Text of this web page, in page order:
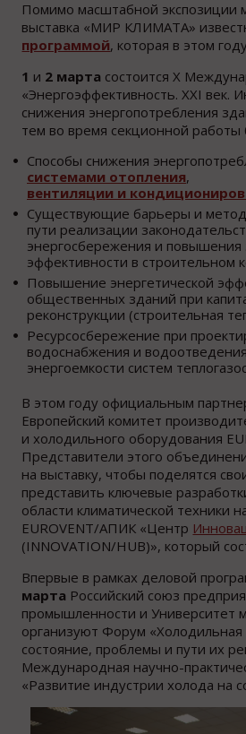
Помимо масштабной экспозиции
выставка «МИР КЛИМАТА»
программой, которая в этом
1 и 2 марта состоится X
«Энергоэффективность. XXI
снижения энергопотребления
тем во время секционной работы
Способы снижения
системами отопления,
вентиляции и
Существующие барьеры и
пути реализации
энергосбережения и повышения
эффективности в строительном
Повышение энергетической
общественных зданий при
реконструкции (строительная
Ресурсосбережение при
водоснабжения и
энергоемкости систем
В этом году официальным
Европейский комитет
и холодильного оборудования
Представители этого
на выставку, чтобы поделятся
представить ключевые
области климатической техники
EUROVENT/АПИК «Центр
(INNOVATION/HUB)», который
Впервые в рамках деловой
марта Российский союз
промышленности и Университет
организуют Форум
состояние, проблемы и пути их
Международная научно-
«Развитие индустрии холода на